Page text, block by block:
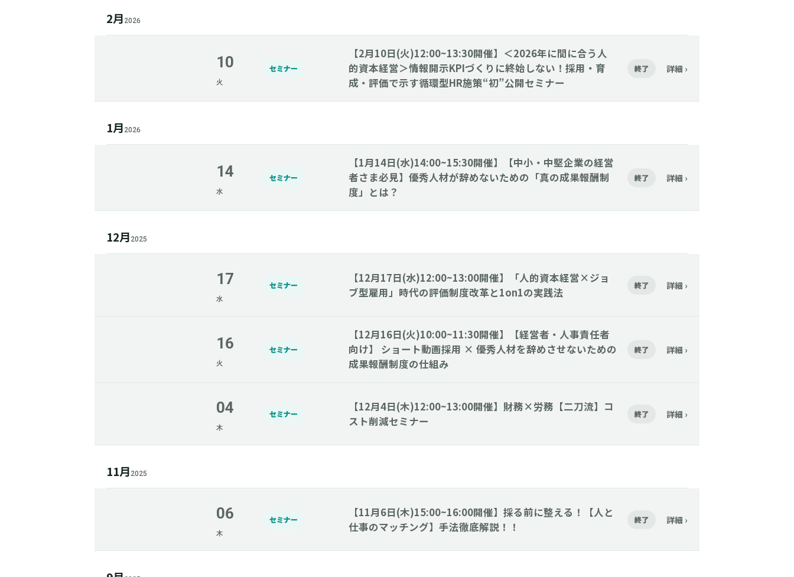
2月 2026
10
火
セミナー
【2月10日(火)12:00~13:30開催】＜2026年に間に合う人
的資本経営＞情報開示KPIづくりに終始しない！採用・育
成・評価で示す循環型HR施策“初”公開セミナー
終了 詳細 ›
1月 2026
14
水
セミナー
【1月14日(水)14:00~15:30開催】【中小・中堅企業の経営
者さま必見】優秀人材が辞めないための「真の成果報酬制
度」とは？
終了 詳細 ›
12月 2025
17
水
セミナー
【12月17日(水)12:00~13:00開催】「人的資本経営×ジョ
ブ型雇用」時代の評価制度改革と1on1の実践法
終了 詳細 ›
16
火
セミナー
【12月16日(火)10:00~11:30開催】【経営者・人事責任者
向け】 ショート動画採用 × 優秀人材を辞めさせないための
成果報酬制度の仕組み
終了 詳細 ›
04
木
セミナー
【12月4日(木)12:00~13:00開催】財務×労務【二刀流】コ
スト削減セミナー
終了 詳細 ›
11月 2025
06
木
セミナー
【11月6日(木)15:00~16:00開催】採る前に整える！【人と
仕事のマッチング】手法徹底解説！！
終了 詳細 ›